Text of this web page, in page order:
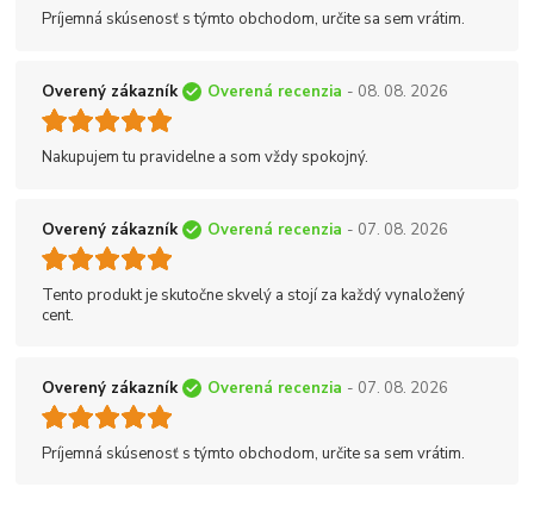
Príjemná skúsenosť s týmto obchodom, určite sa sem vrátim.
Overený zákazník Overená recenzia - 08. 08. 2026
Nakupujem tu pravidelne a som vždy spokojný.
Overený zákazník Overená recenzia - 07. 08. 2026
Tento produkt je skutočne skvelý a stojí za každý vynaložený
cent.
Overený zákazník Overená recenzia - 07. 08. 2026
Príjemná skúsenosť s týmto obchodom, určite sa sem vrátim.